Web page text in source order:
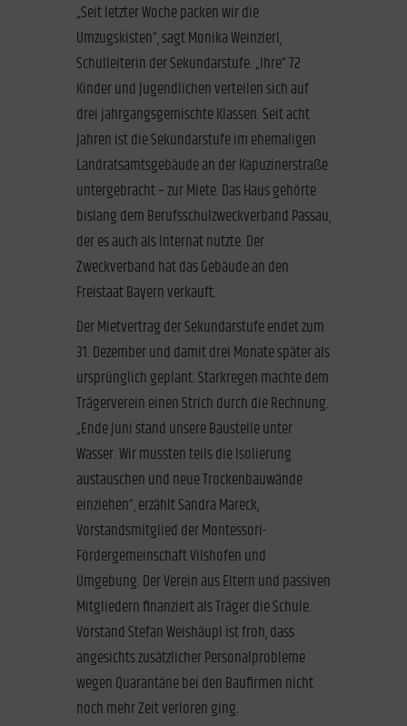
„Seit letzter Woche packen wir die
Umzugskisten“, sagt Monika Weinzierl,
Schulleiterin der Sekundarstufe. „Ihre“ 72
Kinder und Jugendlichen verteilen sich auf
drei jahrgangsgemischte Klassen. Seit acht
Jahren ist die Sekundarstufe im ehemaligen
Landratsamtsgebäude an der Kapuzinerstraße
untergebracht – zur Miete. Das Haus gehörte
bislang dem Berufsschulzweckverband Passau,
der es auch als Internat nutzte. Der
Zweckverband hat das Gebäude an den
Freistaat Bayern verkauft.
Der Mietvertrag der Sekundarstufe endet zum
31. Dezember und damit drei Monate später als
ursprünglich geplant. Starkregen machte dem
Trägerverein einen Strich durch die Rechnung.
„Ende Juni stand unsere Baustelle unter
Wasser. Wir mussten teils die Isolierung
austauschen und neue Trockenbauwände
einziehen“, erzählt Sandra Mareck,
Vorstandsmitglied der Montessori-
Fördergemeinschaft Vilshofen und
Umgebung. Der Verein aus Eltern und passiven
Mitgliedern finanziert als Träger die Schule.
Vorstand Stefan Weishäupl ist froh, dass
angesichts zusätzlicher Personalprobleme
wegen Quarantäne bei den Baufirmen nicht
noch mehr Zeit verloren ging.